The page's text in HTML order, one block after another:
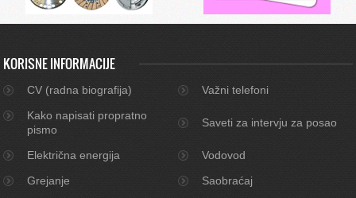
KORISNE INFORMACIJE
CV (radna biografija)
Važni telefoni
Kako napisati propratno
pismo
Saveti za intervju za posao
Električna energija
Vodovod
Grejanje
Saobraćaj